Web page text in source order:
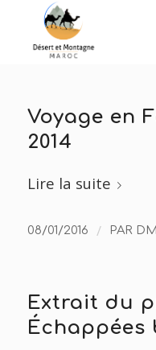
Voyage en
2014
Lire la suite
08/01/2016 / PAR
Extrait du
Échappées